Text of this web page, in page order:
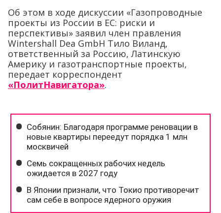
Об этом в ходе дискуссии «Газопроводные
проекты из России в ЕС: риски и
перспективы» заявил член правления
Wintershall Dea GmbH Тило Виланд,
ответственный за Россию, Латинскую
Америку и газотранспортные проекты,
передает корреспондент
«ПолитНавигатора».